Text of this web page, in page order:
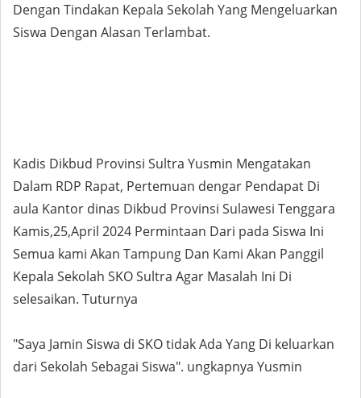
Dengan Tindakan Kepala Sekolah Yang Mengeluarkan
Siswa Dengan Alasan Terlambat.
Kadis Dikbud Provinsi Sultra Yusmin Mengatakan
Dalam RDP Rapat, Pertemuan dengar Pendapat Di
aula Kantor dinas Dikbud Provinsi Sulawesi Tenggara
Kamis,25,April 2024 Permintaan Dari pada Siswa Ini
Semua kami Akan Tampung Dan Kami Akan Panggil
Kepala Sekolah SKO Sultra Agar Masalah Ini Di
selesaikan. Tuturnya
"Saya Jamin Siswa di SKO tidak Ada Yang Di keluarkan
dari Sekolah Sebagai Siswa". ungkapnya Yusmin